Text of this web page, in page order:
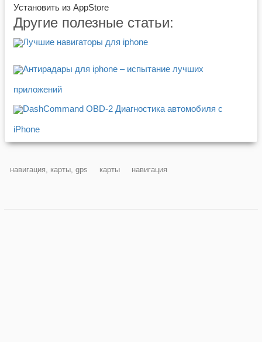
Установить из AppStore
Другие полезные статьи:
Лучшие навигаторы для iphone
Антирадары для iphone – испытание лучших
приложений
DashCommand OBD-2 Диагностика автомобиля c
iPhone
навигация, карты, gps карты навигация